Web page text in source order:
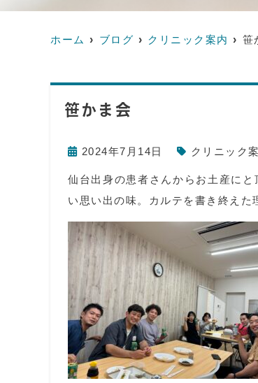
ホーム ブログ クリニック案内 笹
笹かま会
2024年7月14日 クリニック
仙台出身の患者さんからお土産に
い思い出の味。カルテを書き終えた